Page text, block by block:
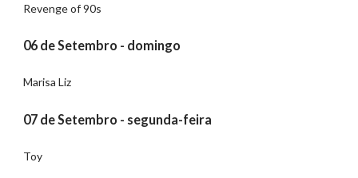
Revenge of 90s
06 de Setembro - domingo
Marisa Liz
07 de Setembro - segunda-feira
Toy